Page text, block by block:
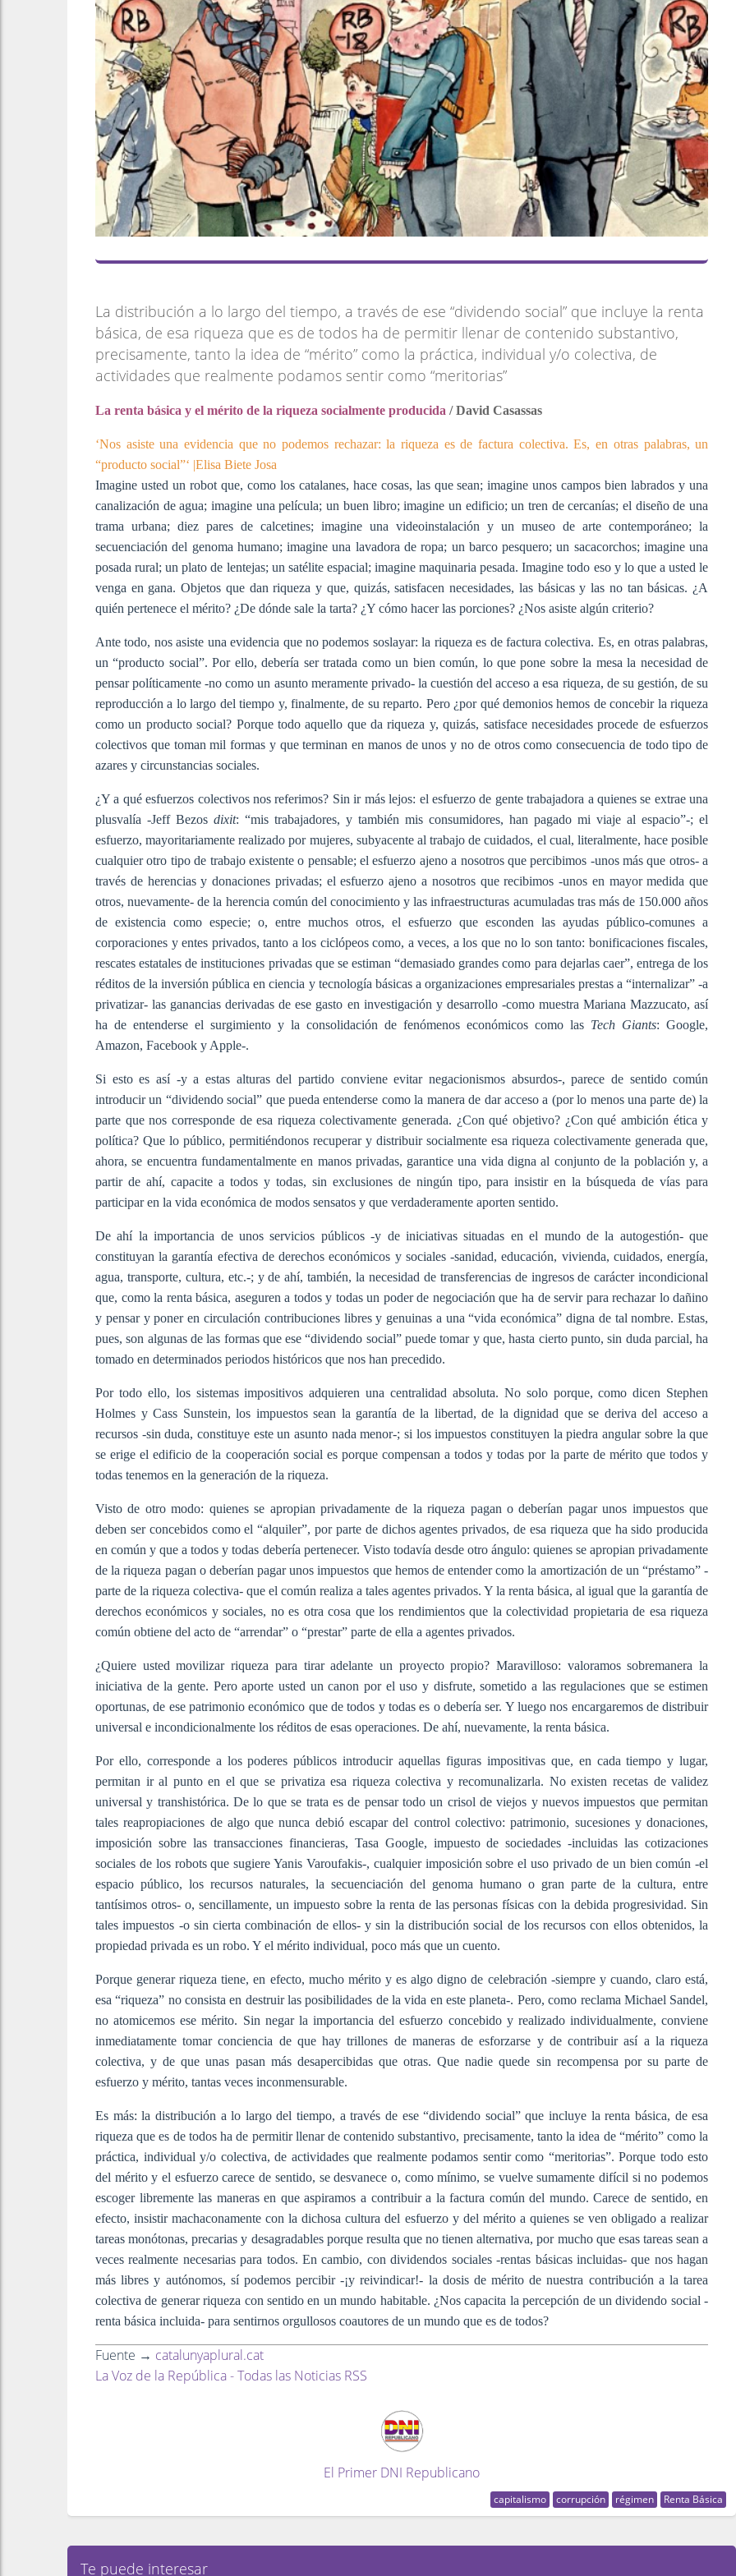
La distribución a lo largo del tiempo, a través de ese “dividendo social” que incluye la renta
básica, de esa riqueza que es de todos ha de permitir llenar de contenido substantivo,
precisamente, tanto la idea de “mérito” como la práctica, individual y/o colectiva, de
actividades que realmente podamos sentir como “meritorias”
La renta básica y el mérito de la riqueza socialmente producida / David Casassas
‘Nos asiste una evidencia que no podemos rechazar: la riqueza es de factura colectiva. Es, en otras palabras, un
“producto social”‘ |Elisa Biete Josa
Imagine usted un robot que, como los catalanes, hace cosas, las que sean; imagine unos campos bien labrados y una
canalización de agua; imagine una película; un buen libro; imagine un edificio; un tren de cercanías; el diseño de una
trama urbana; diez pares de calcetines; imagine una videoinstalación y un museo de arte contemporáneo; la
secuenciación del genoma humano; imagine una lavadora de ropa; un barco pesquero; un sacacorchos; imagine una
posada rural; un plato de lentejas; un satélite espacial; imagine maquinaria pesada. Imagine todo eso y lo que a usted le
venga en gana. Objetos que dan riqueza y que, quizás, satisfacen necesidades, las básicas y las no tan básicas. ¿A
quién pertenece el mérito? ¿De dónde sale la tarta? ¿Y cómo hacer las porciones? ¿Nos asiste algún criterio?
Ante todo, nos asiste una evidencia que no podemos soslayar: la riqueza es de factura colectiva. Es, en otras palabras,
un “producto social”. Por ello, debería ser tratada como un bien común, lo que pone sobre la mesa la necesidad de
pensar políticamente -no como un asunto meramente privado- la cuestión del acceso a esa riqueza, de su gestión, de su
reproducción a lo largo del tiempo y, finalmente, de su reparto. Pero ¿por qué demonios hemos de concebir la riqueza
como un producto social? Porque todo aquello que da riqueza y, quizás, satisface necesidades procede de esfuerzos
colectivos que toman mil formas y que terminan en manos de unos y no de otros como consecuencia de todo tipo de
azares y circunstancias sociales.
¿Y a qué esfuerzos colectivos nos referimos? Sin ir más lejos: el esfuerzo de gente trabajadora a quienes se extrae una
plusvalía -Jeff Bezos dixit: “mis trabajadores, y también mis consumidores, han pagado mi viaje al espacio”-; el
esfuerzo, mayoritariamente realizado por mujeres, subyacente al trabajo de cuidados, el cual, literalmente, hace posible
cualquier otro tipo de trabajo existente o pensable; el esfuerzo ajeno a nosotros que percibimos -unos más que otros- a
través de herencias y donaciones privadas; el esfuerzo ajeno a nosotros que recibimos -unos en mayor medida que
otros, nuevamente- de la herencia común del conocimiento y las infraestructuras acumuladas tras más de 150.000 años
de existencia como especie; o, entre muchos otros, el esfuerzo que esconden las ayudas público-comunes a
corporaciones y entes privados, tanto a los ciclópeos como, a veces, a los que no lo son tanto: bonificaciones fiscales,
rescates estatales de instituciones privadas que se estiman “demasiado grandes como para dejarlas caer”, entrega de los
réditos de la inversión pública en ciencia y tecnología básicas a organizaciones empresariales prestas a “internalizar” -a
privatizar- las ganancias derivadas de ese gasto en investigación y desarrollo -como muestra Mariana Mazzucato, así
ha de entenderse el surgimiento y la consolidación de fenómenos económicos como las Tech Giants: Google,
Amazon, Facebook y Apple-.
Si esto es así -y a estas alturas del partido conviene evitar negacionismos absurdos-, parece de sentido común
introducir un “dividendo social” que pueda entenderse como la manera de dar acceso a (por lo menos una parte de) la
parte que nos corresponde de esa riqueza colectivamente generada. ¿Con qué objetivo? ¿Con qué ambición ética y
política? Que lo público, permitiéndonos recuperar y distribuir socialmente esa riqueza colectivamente generada que,
ahora, se encuentra fundamentalmente en manos privadas, garantice una vida digna al conjunto de la población y, a
partir de ahí, capacite a todos y todas, sin exclusiones de ningún tipo, para insistir en la búsqueda de vías para
participar en la vida económica de modos sensatos y que verdaderamente aporten sentido.
De ahí la importancia de unos servicios públicos -y de iniciativas situadas en el mundo de la autogestión- que
constituyan la garantía efectiva de derechos económicos y sociales -sanidad, educación, vivienda, cuidados, energía,
agua, transporte, cultura, etc.-; y de ahí, también, la necesidad de transferencias de ingresos de carácter incondicional
que, como la renta básica, aseguren a todos y todas un poder de negociación que ha de servir para rechazar lo dañino
y pensar y poner en circulación contribuciones libres y genuinas a una “vida económica” digna de tal nombre. Estas,
pues, son algunas de las formas que ese “dividendo social” puede tomar y que, hasta cierto punto, sin duda parcial, ha
tomado en determinados periodos históricos que nos han precedido.
Por todo ello, los sistemas impositivos adquieren una centralidad absoluta. No solo porque, como dicen Stephen
Holmes y Cass Sunstein, los impuestos sean la garantía de la libertad, de la dignidad que se deriva del acceso a
recursos -sin duda, constituye este un asunto nada menor-; si los impuestos constituyen la piedra angular sobre la que
se erige el edificio de la cooperación social es porque compensan a todos y todas por la parte de mérito que todos y
todas tenemos en la generación de la riqueza.
Visto de otro modo: quienes se apropian privadamente de la riqueza pagan o deberían pagar unos impuestos que
deben ser concebidos como el “alquiler”, por parte de dichos agentes privados, de esa riqueza que ha sido producida
en común y que a todos y todas debería pertenecer. Visto todavía desde otro ángulo: quienes se apropian privadamente
de la riqueza pagan o deberían pagar unos impuestos que hemos de entender como la amortización de un “préstamo” -
parte de la riqueza colectiva- que el común realiza a tales agentes privados. Y la renta básica, al igual que la garantía de
derechos económicos y sociales, no es otra cosa que los rendimientos que la colectividad propietaria de esa riqueza
común obtiene del acto de “arrendar” o “prestar” parte de ella a agentes privados.
¿Quiere usted movilizar riqueza para tirar adelante un proyecto propio? Maravilloso: valoramos sobremanera la
iniciativa de la gente. Pero aporte usted un canon por el uso y disfrute, sometido a las regulaciones que se estimen
oportunas, de ese patrimonio económico que de todos y todas es o debería ser. Y luego nos encargaremos de distribuir
universal e incondicionalmente los réditos de esas operaciones. De ahí, nuevamente, la renta básica.
Por ello, corresponde a los poderes públicos introducir aquellas figuras impositivas que, en cada tiempo y lugar,
permitan ir al punto en el que se privatiza esa riqueza colectiva y recomunalizarla. No existen recetas de validez
universal y transhistórica. De lo que se trata es de pensar todo un crisol de viejos y nuevos impuestos que permitan
tales reapropiaciones de algo que nunca debió escapar del control colectivo: patrimonio, sucesiones y donaciones,
imposición sobre las transacciones financieras, Tasa Google, impuesto de sociedades -incluidas las cotizaciones
sociales de los robots que sugiere Yanis Varoufakis-, cualquier imposición sobre el uso privado de un bien común -el
espacio público, los recursos naturales, la secuenciación del genoma humano o gran parte de la cultura, entre
tantísimos otros- o, sencillamente, un impuesto sobre la renta de las personas físicas con la debida progresividad. Sin
tales impuestos -o sin cierta combinación de ellos- y sin la distribución social de los recursos con ellos obtenidos, la
propiedad privada es un robo. Y el mérito individual, poco más que un cuento.
Porque generar riqueza tiene, en efecto, mucho mérito y es algo digno de celebración -siempre y cuando, claro está,
esa “riqueza” no consista en destruir las posibilidades de la vida en este planeta-. Pero, como reclama Michael Sandel,
no atomicemos ese mérito. Sin negar la importancia del esfuerzo concebido y realizado individualmente, conviene
inmediatamente tomar conciencia de que hay trillones de maneras de esforzarse y de contribuir así a la riqueza
colectiva, y de que unas pasan más desapercibidas que otras. Que nadie quede sin recompensa por su parte de
esfuerzo y mérito, tantas veces inconmensurable.
Es más: la distribución a lo largo del tiempo, a través de ese “dividendo social” que incluye la renta básica, de esa
riqueza que es de todos ha de permitir llenar de contenido substantivo, precisamente, tanto la idea de “mérito” como la
práctica, individual y/o colectiva, de actividades que realmente podamos sentir como “meritorias”. Porque todo esto
del mérito y el esfuerzo carece de sentido, se desvanece o, como mínimo, se vuelve sumamente difícil si no podemos
escoger libremente las maneras en que aspiramos a contribuir a la factura común del mundo. Carece de sentido, en
efecto, insistir machaconamente con la dichosa cultura del esfuerzo y del mérito a quienes se ven obligado a realizar
tareas monótonas, precarias y desagradables porque resulta que no tienen alternativa, por mucho que esas tareas sean a
veces realmente necesarias para todos. En cambio, con dividendos sociales -rentas básicas incluidas- que nos hagan
más libres y autónomos, sí podemos percibir -¡y reivindicar!- la dosis de mérito de nuestra contribución a la tarea
colectiva de generar riqueza con sentido en un mundo habitable. ¿Nos capacita la percepción de un dividendo social -
renta básica incluida- para sentirnos orgullosos coautores de un mundo que es de todos?
Fuente → catalunyaplural.cat
La Voz de la República - Todas las Noticias RSS
El Primer DNI Republicano
capitalismo corrupción régimen Renta Básica
Te puede interesar